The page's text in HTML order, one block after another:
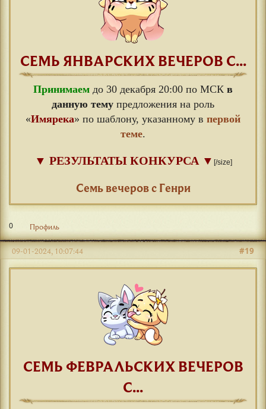
СЕМЬ ЯНВАРСКИХ ВЕЧЕРОВ С...
Принимаем до 30 декабря 20:00 по МСК в
данную тему предложения на роль
«Имярека» по шаблону, указанному в первой
теме.
▼ РЕЗУЛЬТАТЫ КОНКУРСА ▼ [/size]
Семь вечеров с Генри
0 Профиль
#19
09-01-2024, 10:07:44
СЕМЬ ФЕВРАЛЬСКИХ ВЕЧЕРОВ
С...